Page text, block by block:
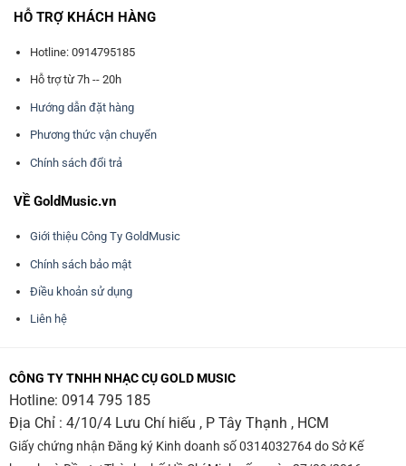
HỖ TRỢ KHÁCH HÀNG
Hotline: 0914795185
Hỗ trợ từ 7h -- 20h
Hướng dẫn đặt hàng
Phương thức vận chuyển
Chính sách đổi trả
VỀ GoldMusic.vn
Giới thiệu Công Ty GoldMusic
Chính sách bảo mật
Điều khoản sử dụng
Liên hệ
CÔNG TY TNHH NHẠC CỤ GOLD MUSIC
Hotline: 0914 795 185
Địa Chỉ : 4/10/4 Lưu Chí hiếu , P Tây Thạnh , HCM
Giấy chứng nhận Đăng ký Kinh doanh số 0314032764 do Sở Kế